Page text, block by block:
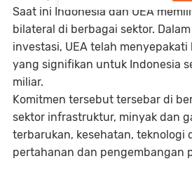
Saat ini Indonesia dan UEA
bilateral di berbagai sektor.
investasi, UEA telah
yang signifikan untuk Indonesia
miliar.
Komitmen tersebut tersebar di
sektor infrastruktur, minyak dan
terbarukan, kesehatan, teknologi
pertahanan dan pengembangan